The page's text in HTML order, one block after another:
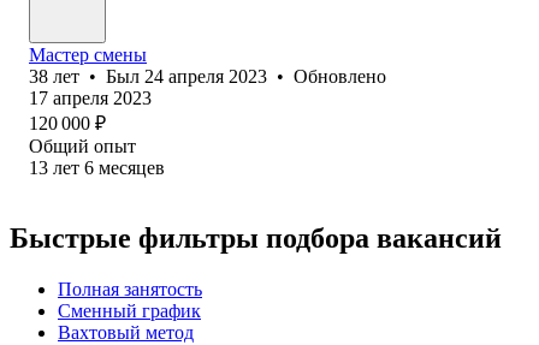
Мастер смены
38 лет • Был 24 апреля 2023 • Обновлено
17 апреля 2023
120 000 ₽
Общий опыт
13 лет 6 месяцев
Быстрые фильтры подбора вакансий
Полная занятость
Сменный график
Вахтовый метод